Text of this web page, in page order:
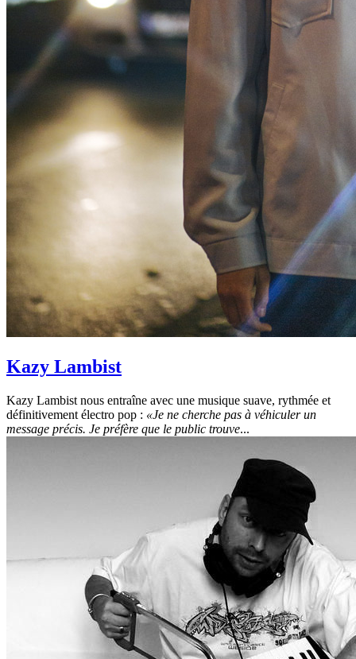
Kazy Lambist
Kazy Lambist nous entraîne avec une musique suave, rythmée et
définitivement électro pop : «Je ne cherche pas à véhiculer un
message précis. Je préfère que le public trouve...